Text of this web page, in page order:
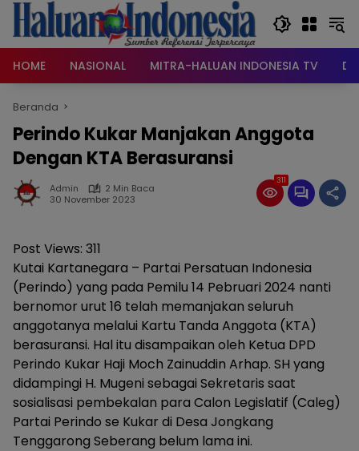
Langsung
konten
HOME
NASIONAL MITRA-HALUAN INDONESIA TV
Beranda
Perindo Kukar Manjakan Anggota
Dengan KTA Berasuransi
Admin
2 Min Baca
30 November 2023
311
Post Views: 311
Kutai Kartanegara – Partai Persatuan Indonesia
(Perindo) yang pada Pemilu 14 Pebruari 2024 nanti
bernomor urut 16 telah memanjakan seluruh
anggotanya melalui Kartu Tanda Anggota (KTA)
berasuransi. Hal itu disampaikan oleh Ketua DPD
Perindo Kukar Haji Moch Zainuddin Arhap. SH yang
didampingi H. Mugeni sebagai Sekretaris saat
sosialisasi pembekalan para Calon Legislatif (Caleg)
Partai Perindo se Kukar di Desa Jongkang
Tenggarong Seberang belum lama ini.